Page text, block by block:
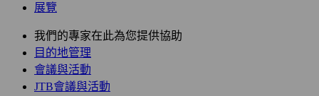
展覽
我們的專家在此為您提供協助
目的地管理
會議與活動
JTB會議與活動